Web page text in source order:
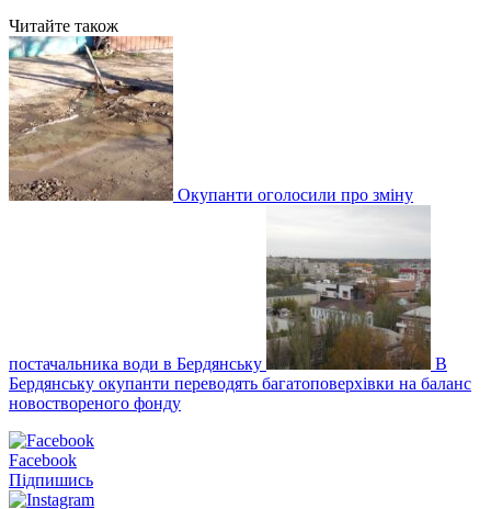
Читайте також
Окупанти оголосили про зміну
постачальника води в Бердянську
В
Бердянську окупанти переводять багатоповерхівки на баланс
новоствореного фонду
Facebook
Підпишись